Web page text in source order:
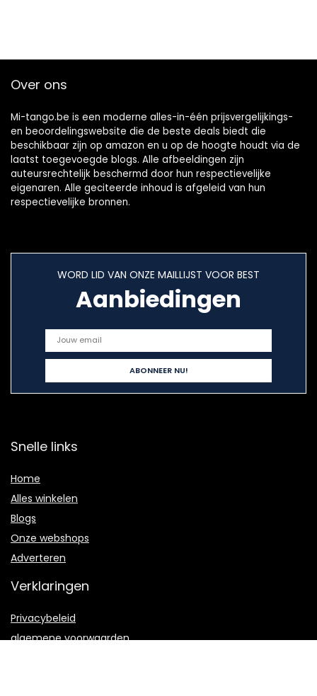
Over ons
Mi-tango.be is een moderne alles-in-één prijsvergelijkings-
en beoordelingswebsite die de beste deals biedt die
beschikbaar zijn op amazon en u op de hoogte houdt via de
laatst toegevoegde blogs. Alle afbeeldingen zijn
auteursrechtelijk beschermd door hun respectievelijke
eigenaren. Alle geciteerde inhoud is afgeleid van hun
respectievelijke bronnen.
WORD LID VAN ONZE MAILLIJST VOOR BEST
Aanbiedingen
Snelle links
Home
Alles winkelen
Blogs
Onze webshops
Adverteren
Verklaringen
Privacybeleid
algemene voorwaarden